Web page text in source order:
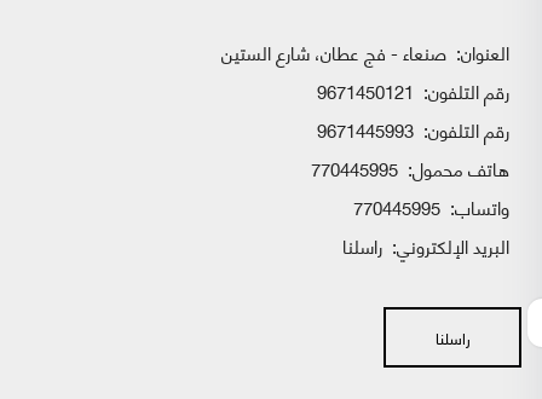
العنوان: صنعاء - فج عطان، شارع الستين
رقم التلفون: 9671450121
رقم التلفون: 9671445993
هاتف محمول: 770445995
واتساب:
البريد الإلكتروني: راسلنا
راسلنا